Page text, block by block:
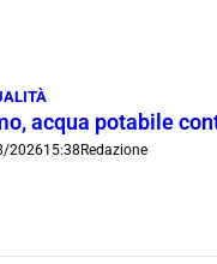
acqua potabile
202615:38 Redazione